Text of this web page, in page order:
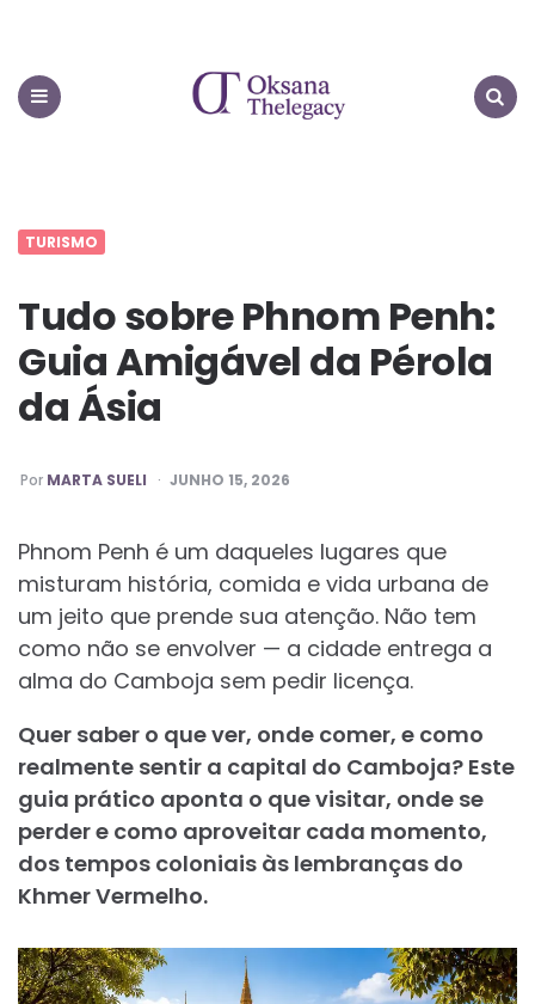
TURISMO
Tudo sobre Phnom Penh:
Guia Amigável da Pérola
da Ásia
PUBLICADO
POR
Por MARTA SUELI JUNHO 15, 2026
Phnom Penh é um daqueles lugares que
misturam história, comida e vida urbana de
um jeito que prende sua atenção. Não tem
como não se envolver — a cidade entrega a
alma do Camboja sem pedir licença.
Quer saber o que ver, onde comer, e como
realmente sentir a capital do Camboja? Este
guia prático aponta o que visitar, onde se
perder e como aproveitar cada momento,
dos tempos coloniais às lembranças do
Khmer Vermelho.